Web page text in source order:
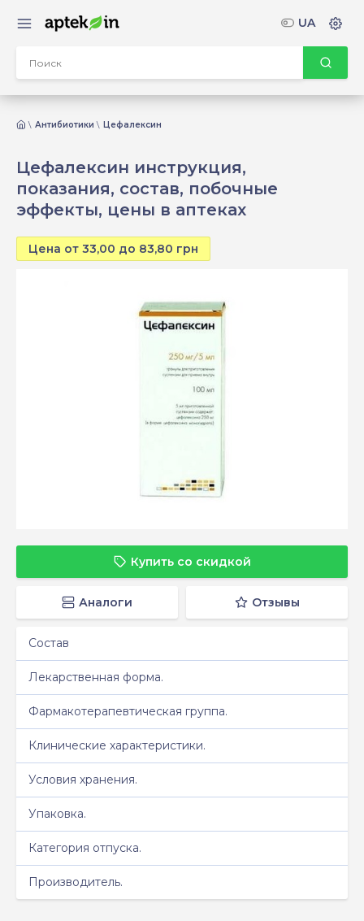
Антибиотики Цефалексин
Цефалексин инструкция,
показания, состав, побочные
эффекты, цены в аптеках
Цена от 33,00 до 83,80 грн
Купить со скидкой
Аналоги Отзывы
Состав
Лекарственная форма.
Фармакотерапевтическая группа.
Клинические характеристики.
Условия хранения.
Упаковка.
Категория отпуска.
Производитель.
UA